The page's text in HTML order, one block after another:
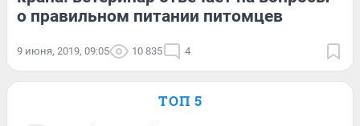
о правильном питании питомцев
9 июня, 2019, 09:05 10 835 4
ТОП 5